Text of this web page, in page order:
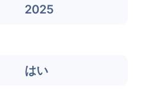
2025
はい